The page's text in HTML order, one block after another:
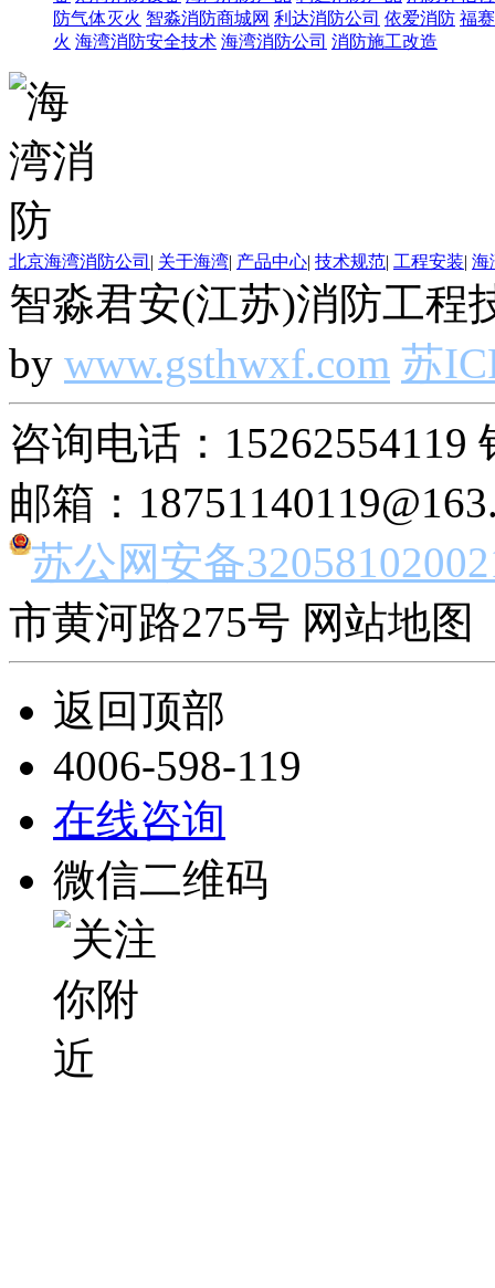
防气体灭火 智淼消防商城网 利达消防公司 依爱消防 福
火 海湾消防安全技术 海湾消防公司 消防施工改造
北京海湾消防公司 | 关于海湾| 产品中心| 技术规范| 工程安装| 海
智淼君安(江苏)消防工程
by www.gsthwxf.com 苏
咨询电话：15262554119
邮箱：
苏公网安备
市黄河路275号 网站地图
返回顶部
4006-598-119
在线咨询
微信二维码